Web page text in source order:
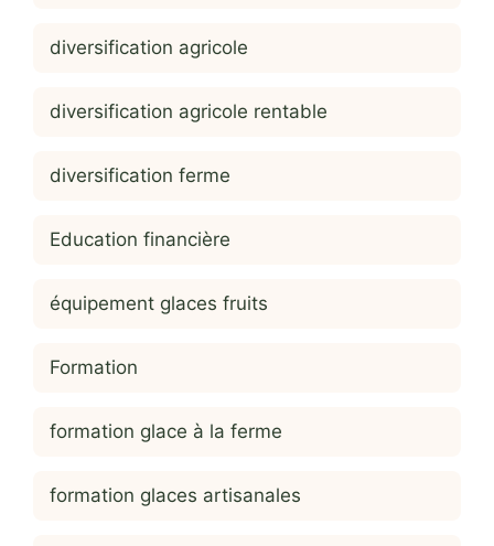
diversification agricole
diversification agricole rentable
diversification ferme
Education financière
équipement glaces fruits
Formation
formation glace à la ferme
formation glaces artisanales